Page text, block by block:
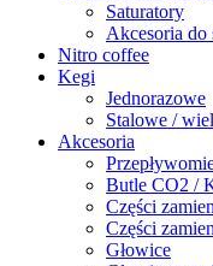
Saturatory
Akcesoria do
Nitro coffee
Kegi
Jednorazowe
Stalowe /
Akcesoria
Butle CO2 /
Części
Części
Głowice